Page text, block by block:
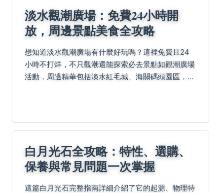
淡水觀潮廣場：免費24小時開
放，周邊景點美食全攻略
想知道淡水觀潮廣場有什麼好玩嗎？這裡免費且24
小時不打烊，不只觀潮還能探索必去景點如觀潮廣場
活動，周邊精華包括淡水紅毛城、海關碼頭園區，住
白月光石全攻略：特性、選購、
保養與常見問題一次掌握
這篇白月光石完整指南詳細介紹了它的起源、物理特